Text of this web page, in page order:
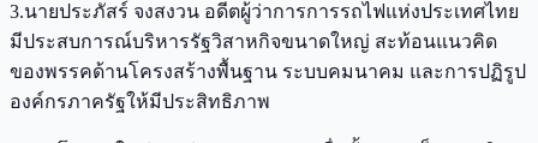
3.นายประภัสร์ จงสงวน อดีตผู้ว่าการการรถไฟแห่งประเทศไทย
มีประสบการณ์บริหารรัฐวิสาหกิจขนาดใหญ่ สะท้อนแนวคิด
ของพรรคด้านโครงสร้างพื้นฐาน ระบบคมนาคม และการปฏิรูป
องค์กรภาครัฐให้มีประสิทธิภาพ